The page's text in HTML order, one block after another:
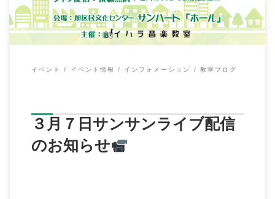
イベント イベント情報 インフォメーション 教室ブログ
３月７日サンサンライブ配信
のお知らせ